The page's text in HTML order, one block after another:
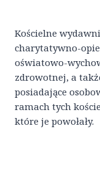
Kościelne
charytatywno-
oświatowo-
zdrowotnej, a
posiadające
ramach tych
które je powołały.